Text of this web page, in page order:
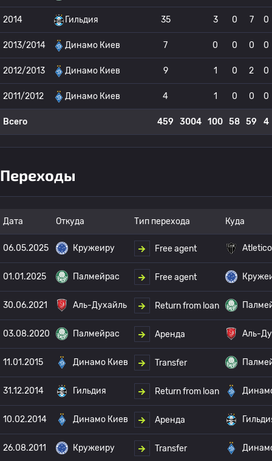
2014 Гильдия 35 3 0 7 0
2013/2014 Динамо Киев 7 0 0 0 0
2012/2013 Динамо Киев 9 1 0 2 0
2011/2012 Динамо Киев 4 1 0 0 0
Всего 459 3004 100 58 59 4
Переходы
Дата Откуда Тип перехода Куда
06.05.2025 Кружеиру Free agent
01.01.2025 Палмейрас Free agent
30.06.2021 Аль-Духайль Return from loan
03.08.2020 Палмейрас Аренда Аль-
11.01.2015 Динамо Киев Transfer
31.12.2014 Гильдия Return from loan
10.02.2014 Динамо Киев Аренда
26.08.2011 Кружеиру Transfer